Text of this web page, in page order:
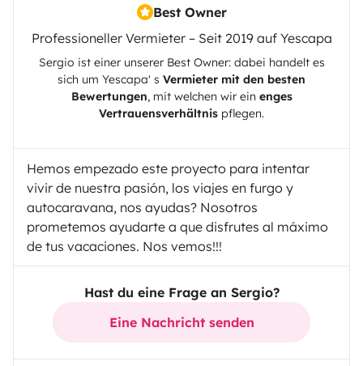
Best Owner
Professioneller Vermieter – Seit 2019 auf Yescapa
Sergio ist einer unserer Best Owner: dabei handelt es
sich um Yescapa' s Vermieter mit den besten
Bewertungen, mit welchen wir ein enges
Vertrauensverhältnis pflegen.
Hemos empezado este proyecto para intentar
vivir de nuestra pasión, los viajes en furgo y
autocaravana, nos ayudas? Nosotros
prometemos ayudarte a que disfrutes al máximo
de tus vacaciones. Nos vemos!!!
Hast du eine Frage an Sergio?
Eine Nachricht senden